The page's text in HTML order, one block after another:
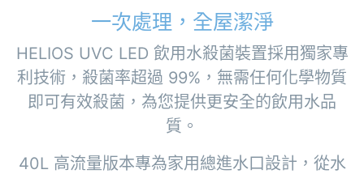
一次處理，全屋潔淨
HELIOS UVC LED 飲用水殺菌裝置採用獨家專
利技術，殺菌率超過 99%，無需任何化學物質
即可有效殺菌，為您提供更安全的飲用水品
質。
40L 高流量版本專為家用總進水口設計，從水